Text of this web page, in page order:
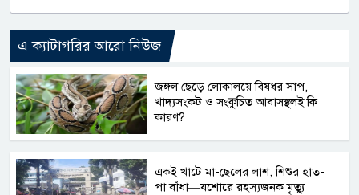
এ ক্যাটাগরির আরো নিউজ
জঙ্গল ছেড়ে লোকালয়ে বিষধর সাপ,
খাদ্যসংকট ও সংকুচিত আবাসস্থলই কি
কারণ?
একই খাটে মা-ছেলের লাশ, শিশুর হাত-
পা বাঁধা—যশোরে রহস্যজনক মৃত্যু